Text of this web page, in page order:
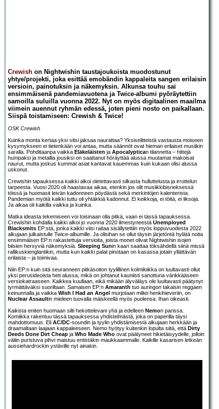
Crewish on Nightwishin taustajoukoista muodostunut
yhtye/projekti, joka esittää emobändin kappaleita sangen erilaisin
versioin, painotuksin ja näkemyksin. Alkunsa touhu sai
ensimmäisenä pandemiavuotena ja Twice-albumi pyöräytettiin
samoilla suluilla vuonna 2022. Nyt on myös digitaalinen maailma
viimein auennut ryhmän edessä, joten pieni nosto on paikallaan.
Siispä toistamiseen: Crewish & Twice!
OSK Crewish
Kuinka monta kertaa yksi vitsi jaksaa naurattaa? Yksiselitteistä vastausta moiseen
kysymykseen ei tietenkään voi antaa, mutta säännöt ovat hieman erilaiset musiikin
saralla. Pohditaanpa vaikka Eläkeläisten ja Apocalyptican tilannetta – hittejä
humpaksi ja metallia jousiksi on saattanut höräyttää alussa muutamat makoisat
naurut, mutta joskus kummat asiat kantavat kauemmas kuin kukaan olisi alussa
uskonut.
Crewishin tapauksessa kaikki alkoi oletettavasti silkasta hulluttelusta ja irrottelun
tarpeesta. Vuosi 2020 oli haastavaa aikaa, etenkin jos olit musiikkibisneksessä
töissä ja huomasit leivän kadonneen pöydästä sekä merkintöjen kalenterista.
Pandemian myötä kaikki tuttu oli yhtäkkiä kadonnut. Ei keikkoja, ei töitä, ei liksoja.
Ja aikaa oli kaikilla vaikka ja kuinka.
Matka ideasta tekemiseen voi toisinaan olla pitkä, vaan ei tässä tapauksessa.
Crewishin kohdalla kaikki alkoi jo vuonna 2020 ilmestyneestä Unemployed
Blacksmits EP:stä, jonka kaikki viisi raitaa sisällytettiin myös loppuvuodesta 2022
alkujaan julkaistulle Twice-albumille. Ja olisihan se ollut täysin järjetöntä hylätä noita
ensimmäisen EP:n rakastettuja versioita, joista monet olivat Nightwishin isojen
biisien hersyviä näkemyksiä. Sleeping Sunin kaari saattaa töksähdellä siinä missä
rallikuskienglantikin, mutta kun kaikki palat pinotaan on kasassa jotain yllättävän
erilaista – ja toimivaa.
Niin EP:n kuin sitä seuranneen pitkäsoiton tyylillinen kolmiloikka on luultavasti ollut
yksi perusideoista heti alussa, mikä on johtanut kauniisti sanottuna värikkääseen
versiokatraaseen. Kaikkea kuullaan, eikä mikään älyväläys ole luultavasti päätynyt
tyrmättäväksi suoriltaan. Samaisen EP:n Amaranth tuo auringon takaisin reggaen
keinunnalla ja vaikka Wish I Had an Angel murjotaan miltei henkihieveriin, on
Nuclear Assaultin mieleen tuovalla mäiskeellä myös puolensa. Ihan oikeasti.
Kaikista eniten huomaan silti hekottelevani yhä ja edelleen Nemon parissa.
Komiikka rakentuu tässä tapauksessa yhdistelmästä, joka on paperilla täysi
mahdottomuus. Eli AC/DC-soundin ja tyylin yhdistämisestä alkujaan herkkään ja
draamaltaan laajaan kappaleeseen. Nemo hyötyy kuitenkin lopulta siitä, että Dirty
Deeds Done Dirt Cheap ja Who Made Who ovat päätyneet hikietäisyydelle, jolloin
väliin puristuva pihvi maistuu entistäkin maukkaammalle. Kaikille kasarisen letkeän
aussiehardrockin ystäville nyt ainakin.